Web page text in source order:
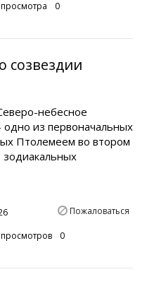
0
созвездии
небесное
из первоначальных
Птолемеем во втором
зодиакальных
Пожаловаться
0